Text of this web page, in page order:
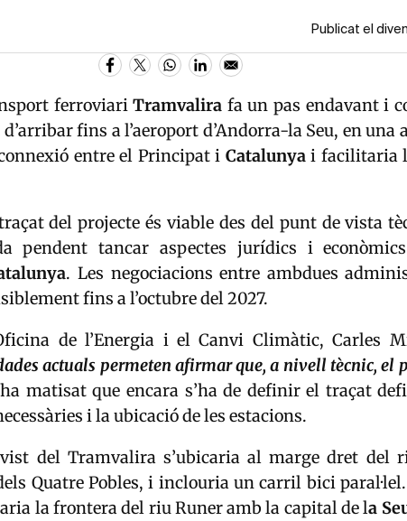
Publicat el
ferroviariTramvalira fa un pas endavant i
fins a l’aeroport d’Andorra-la Seu, en una
entre el Principat i Catalunyai facilitaria
del projecte és viable des del punt de vista
pendent tancar aspectes jurídics i
. Les negociacions entre ambdues
fins a l’octubre del 2027.
de l’Energia i el Canvi Climàtic,Carles
actuals permeten afirmar que, a nivell tècnic, el
matisat que encara s’ha de definir el traçat
i la ubicació de les estacions.
del Tramvalira s’ubicaria al marge dret del
Quatre Pobles, i inclouria un carril bici
la frontera del riu Runer amb la capital de la